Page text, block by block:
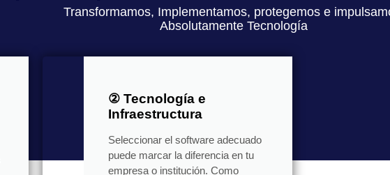
Transformamos, Implementamos, protegemos e
Absolutamente Tecnología
② Tecnología e
Infraestructura
Seleccionar el software adecuado
puede marcar la diferencia en tu
empresa o institución. Como